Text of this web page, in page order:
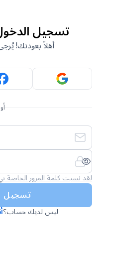
تسجيل
أهلاً بعودتك! يُرجى
أو
لقد نسيت كلمة المرور الخاصة بي
تسجيل
ليس لديك حساب؟